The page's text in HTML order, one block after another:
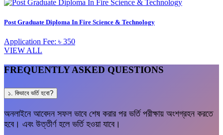
Post Graduate Diploma In Fire Science & Technology
Application Fee: ৳ 350
VIEW ALL
FREQUENTLY ASKED QUESTIONS
১. কিভাবে ভর্তি হবো?
অনলাইনে আবেদন সফল ভাবে শেষ করার পর ভর্তি পরীক্ষায় অংশগ্রহন করতে
হবে। এবং উত্তীর্ণ হলে ভর্তি হওয়া যাবে।